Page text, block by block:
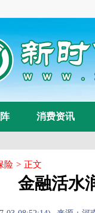
消费资讯
险 > 正文
金融活水